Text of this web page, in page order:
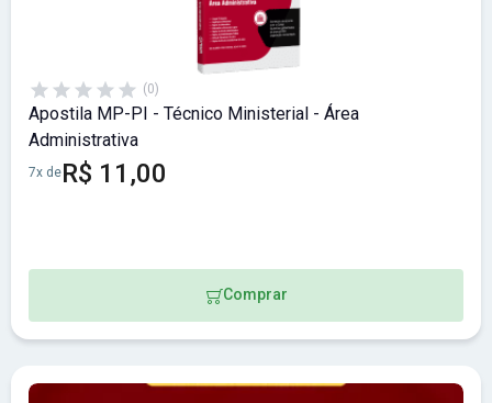
(0)
Apostila MP-PI - Técnico Ministerial - Área
Administrativa
7x deR$ 11,00
Comprar